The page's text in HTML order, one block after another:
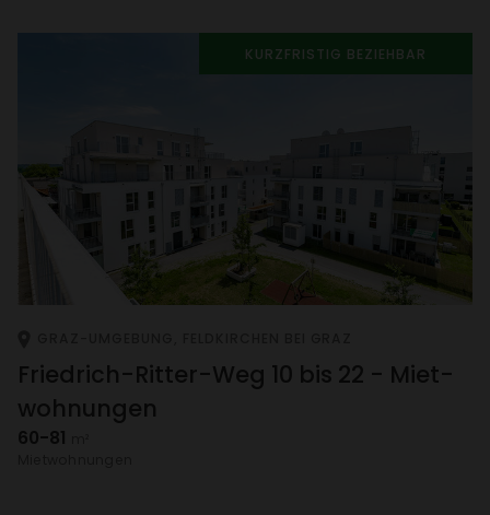
KURZ­FRISTIG BEZIEHBAR
Fried­rich-Ritter-Weg 10 bis 22 - Miet­
woh­nungen
60-81